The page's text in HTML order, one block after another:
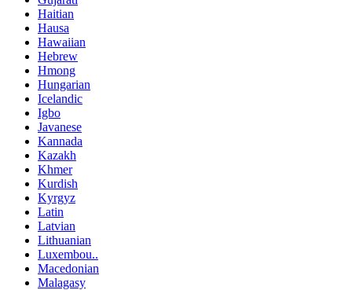
Haitian
Hausa
Hawaiian
Hebrew
Hmong
Hungarian
Icelandic
Igbo
Javanese
Kannada
Kazakh
Khmer
Kurdish
Kyrgyz
Latin
Latvian
Lithuanian
Luxembou..
Macedonian
Malagasy